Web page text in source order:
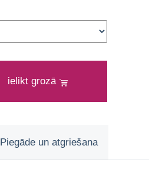
ielikt grozā
Piegāde un atgriešana